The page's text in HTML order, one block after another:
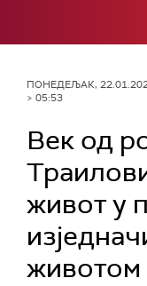
ПОНЕДЕЉАК,
> 05:53
Век од
живот у
животом